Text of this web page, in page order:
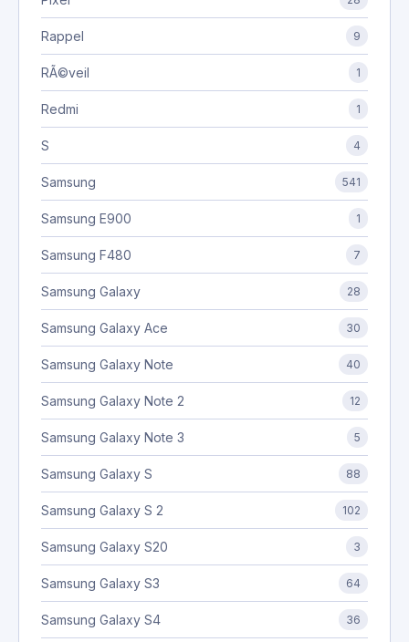
Rappel 9
RÃ©veil 1
Redmi 1
S 4
Samsung 541
Samsung E900 1
Samsung F480 7
Samsung Galaxy 28
Samsung Galaxy Ace 30
Samsung Galaxy Note 40
Samsung Galaxy Note 2 12
Samsung Galaxy Note 3 5
Samsung Galaxy S 88
Samsung Galaxy S 2 102
Samsung Galaxy S20 3
Samsung Galaxy S3 64
Samsung Galaxy S4 36